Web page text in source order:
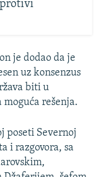
protivi
je dodao da je
uz konsenzus
biti u
rešenja.
poseti Severnoj
i razgovora, sa